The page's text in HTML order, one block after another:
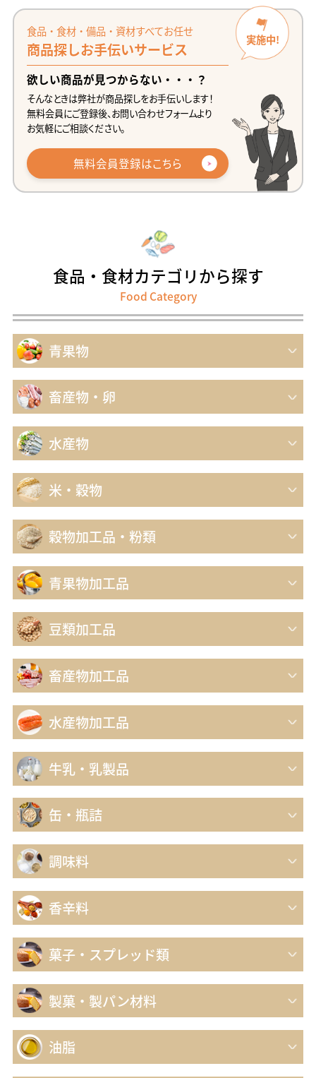
実施中!
食品・食材・備品・資材すべてお任せ
商品探しお手伝いサービス
欲しい商品が見つからない・・・？
そんなときは弊社が商品探しをお手伝いします！
無料会員にご登録後、お問い合わせフォームより
お気軽にご相談ください。
無料会員登録はこちら
食品・食材カテゴリから探す
Food Category
青果物
畜産物・卵
水産物
米・穀物
穀物加工品・粉類
青果物加工品
豆類加工品
畜産物加工品
水産物加工品
牛乳・乳製品
缶・瓶詰
調味料
香辛料
菓子・スプレッド類
製菓・製パン材料
油脂